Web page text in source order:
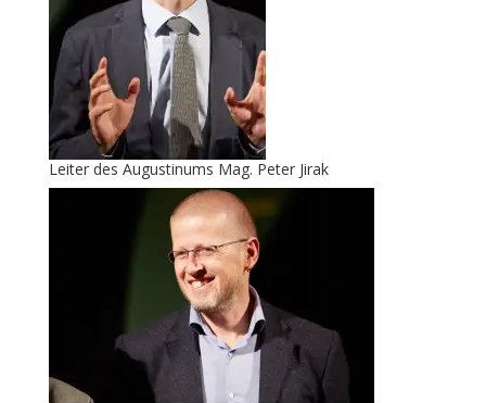
Leiter des Augustinums Mag. Peter Jirak